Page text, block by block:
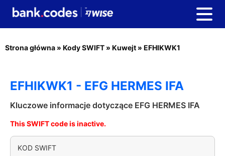
Strona główna » Kody SWIFT » Kuwejt » EFHIKWK1
EFHIKWK1 - EFG HERMES IFA
Kluczowe informacje dotyczące EFG HERMES IFA
This SWIFT code is inactive.
KOD SWIFT